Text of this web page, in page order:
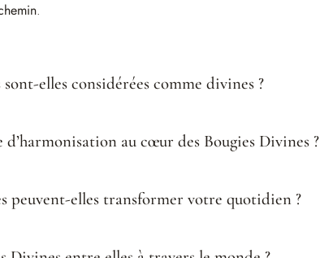
.
elles considérées comme divines ?
au cœur des Bougies Divines ?
peuvent-elles transformer votre quotidien ?